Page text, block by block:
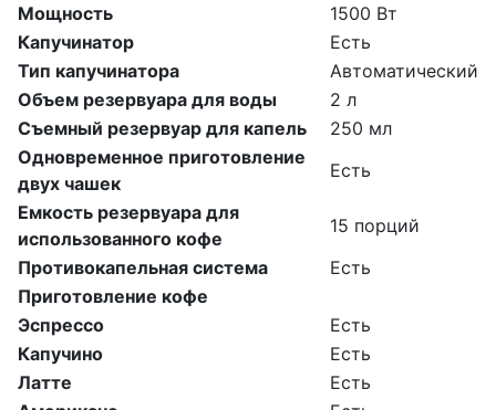
Мощность
1500 Вт
Капучинатор
Есть
Тип капучинатора
Автоматический
Объем резервуара для воды
2 л
Съемный резервуар для капель
250 мл
Одновременное приготовление
двух чашек
Есть
Емкость резервуара для
использованного кофе
15 порций
Противокапельная система
Есть
Приготовление кофе
Эспрессо
Есть
Капучино
Есть
Латте
Есть